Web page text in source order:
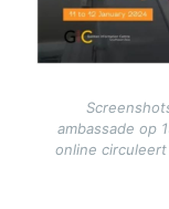
ambassade op
online